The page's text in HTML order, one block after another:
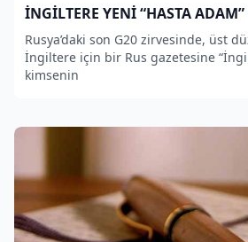
İNGİLTERE YENİ “HASTA
Rusya’daki son G20 zirvesinde, üst
İngiltere için bir Rus gazetesine
kimsenin